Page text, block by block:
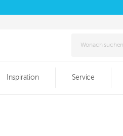
Inspiration Service